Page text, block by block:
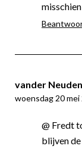
vander Neuden
woensdag 20 mei
@ Fredt
blijven